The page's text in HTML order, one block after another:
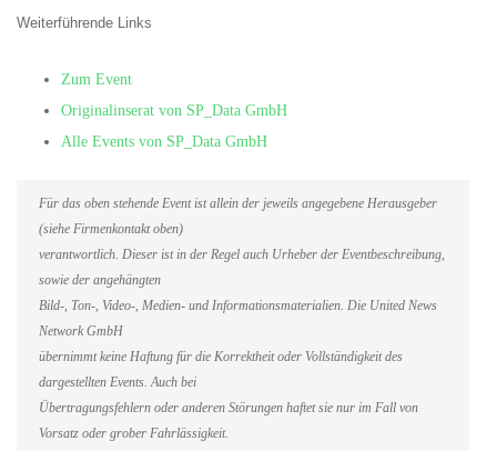
Weiterführende Links
Zum Event
Originalinserat von SP_Data GmbH
Alle Events von SP_Data GmbH
Für das oben stehende Event ist allein der jeweils angegebene Herausgeber
(siehe Firmenkontakt oben)
verantwortlich. Dieser ist in der Regel auch Urheber der Eventbeschreibung,
sowie der angehängten
Bild-, Ton-, Video-, Medien- und Informationsmaterialien. Die United News
Network GmbH
übernimmt keine Haftung für die Korrektheit oder Vollständigkeit des
dargestellten Events. Auch bei
Übertragungsfehlern oder anderen Störungen haftet sie nur im Fall von
Vorsatz oder grober Fahrlässigkeit.